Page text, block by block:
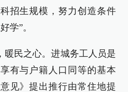
招生规模，努力创造条件
学”。
暖民之心。进城务工人员是
有与户籍人口同等的基本
见》提出推行由常住地提